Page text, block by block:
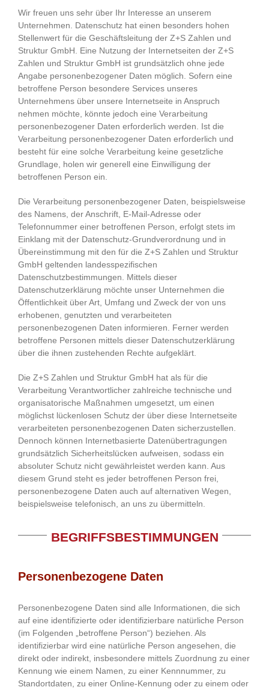
Wir freuen uns sehr über Ihr Interesse an unserem
Unternehmen. Datenschutz hat einen besonders hohen
Stellenwert für die Geschäftsleitung der Z+S Zahlen und
Struktur GmbH. Eine Nutzung der Internetseiten der Z+S
Zahlen und Struktur GmbH ist grundsätzlich ohne jede
Angabe personenbezogener Daten möglich. Sofern eine
betroffene Person besondere Services unseres
Unternehmens über unsere Internetseite in Anspruch
nehmen möchte, könnte jedoch eine Verarbeitung
personenbezogener Daten erforderlich werden. Ist die
Verarbeitung personenbezogener Daten erforderlich und
besteht für eine solche Verarbeitung keine gesetzliche
Grundlage, holen wir generell eine Einwilligung der
betroffenen Person ein.
Die Verarbeitung personenbezogener Daten, beispielsweise
des Namens, der Anschrift, E-Mail-Adresse oder
Telefonnummer einer betroffenen Person, erfolgt stets im
Einklang mit der Datenschutz-Grundverordnung und in
Übereinstimmung mit den für die Z+S Zahlen und Struktur
GmbH geltenden landesspezifischen
Datenschutzbestimmungen. Mittels dieser
Datenschutzerklärung möchte unser Unternehmen die
Öffentlichkeit über Art, Umfang und Zweck der von uns
erhobenen, genutzten und verarbeiteten
personenbezogenen Daten informieren. Ferner werden
betroffene Personen mittels dieser Datenschutzerklärung
über die ihnen zustehenden Rechte aufgeklärt.
Die Z+S Zahlen und Struktur GmbH hat als für die
Verarbeitung Verantwortlicher zahlreiche technische und
organisatorische Maßnahmen umgesetzt, um einen
möglichst lückenlosen Schutz der über diese Internetseite
verarbeiteten personenbezogenen Daten sicherzustellen.
Dennoch können Internetbasierte Datenübertragungen
grundsätzlich Sicherheitslücken aufweisen, sodass ein
absoluter Schutz nicht gewährleistet werden kann. Aus
diesem Grund steht es jeder betroffenen Person frei,
personenbezogene Daten auch auf alternativen Wegen,
beispielsweise telefonisch, an uns zu übermitteln.
BEGRIFFSBESTIMMUNGEN
Personenbezogene Daten
Personenbezogene Daten sind alle Informationen, die sich
auf eine identifizierte oder identifizierbare natürliche Person
(im Folgenden „betroffene Person“) beziehen. Als
identifizierbar wird eine natürliche Person angesehen, die
direkt oder indirekt, insbesondere mittels Zuordnung zu einer
Kennung wie einem Namen, zu einer Kennnummer, zu
Standortdaten, zu einer Online-Kennung oder zu einem oder